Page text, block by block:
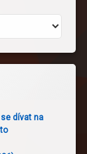
dívat na